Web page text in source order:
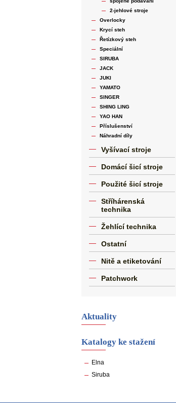
2-jehlové stroje
Overlocky
Krycí steh
Řetízkový steh
Speciální
SIRUBA
JACK
JUKI
YAMATO
SINGER
SHING LING
YAO HAN
Příslušenství
Náhradní díly
Vyšívací stroje
Domácí šicí stroje
Použité šicí stroje
Stříhárenská
technika
Žehlící technika
Ostatní
Nitě a etiketování
Patchwork
Aktuality
Katalogy ke stažení
Elna
Siruba